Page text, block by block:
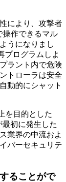
により、攻撃者
操作できるマル
うになりまし
プログラムしよ
ラント内で危険
トローラは安全
動的にシャット
を目的とした
初に発生した
業界の中流およ
バーセキュリテ
ることがで